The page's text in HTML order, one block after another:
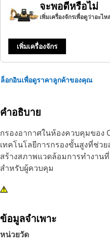
จะพอดีหรือไม่
เพิ่มเครื่องจักรเพื่อดูว่าอะ
เพิ่มเครื่องจักร
ล็อกอินเพื่อดูราคาลูกค้าของคุณ
คำอธิบาย
กรองอากาศในห้องควบคุมของ
เทคโนโลยีการกรองขั้นสูงที่ช่ว
สร้างสภาพแวดล้อมการทำงาน
สำหรับผู้ควบคุม
ข้อมูลจำเพาะ
หน่วยวัด